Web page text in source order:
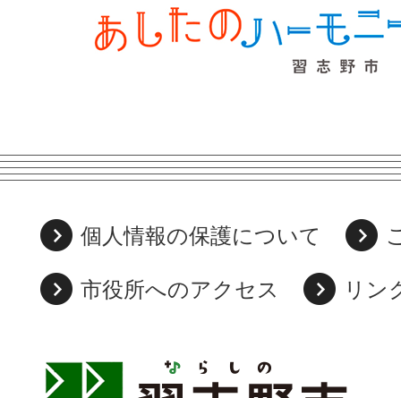
個人情報の保護について
市役所へのアクセス
リン
習